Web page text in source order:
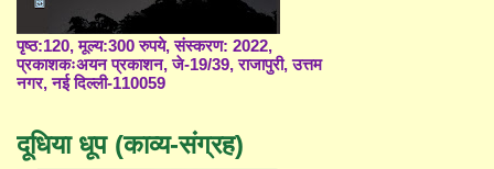
पृष्ठ:120, मूल्य:300 रुपये, संस्करण: 2022,
प्रकाशकःअयन प्रकाशन, जे-19/39, राजापुरी, उत्तम
नगर, नई दिल्ली-110059
दूधिया धूप (काव्य-संग्रह)